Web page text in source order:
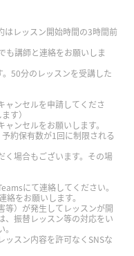
开心！但，我担心
希望能见身体很好
有修养。我也羡慕
( 50代 男性 )
。累并快乐着。下
はレッスン開始時間の3時間前
も講師と連絡をお願いしま
50分のレッスンを受講した
ャンセルを申請してくださ
す）
ンセルをお願いします。
約保有数が1回に制限される
く場合もございます。その場
にて連絡してください。
をお願いします。
等）が発生してレッスンが開
、振替レッスン等の対応をい
ッスン内容を許可なくSNSな